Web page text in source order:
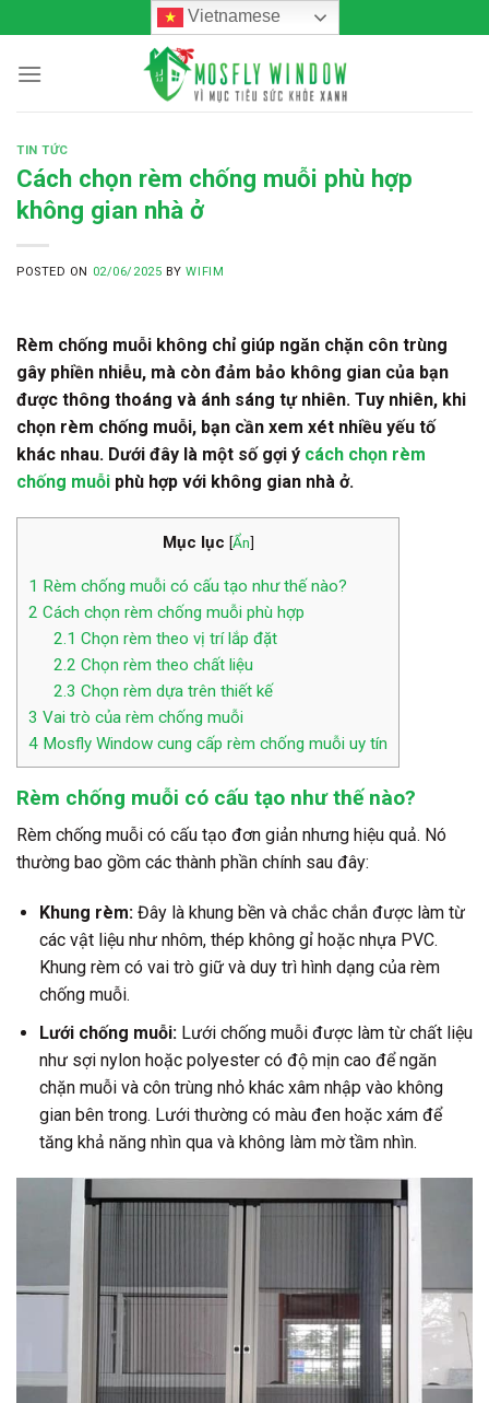
to
content
Vietnamese
TIN TỨC
Cách chọn rèm chống muỗi phù hợp
không gian nhà ở
POSTED ON 02/06/2025 BYWIFIM
Rèm chống muỗi không chỉ giúp ngăn chặn côn trùng
gây phiền nhiễu, mà còn đảm bảo không gian của bạn
được thông thoáng và ánh sáng tự nhiên. Tuy nhiên, khi
chọn rèm chống muỗi, bạn cần xem xét nhiều yếu tố
khác nhau. Dưới đây là một số gợi ý cách chọn rèm
chống muỗi phù hợp với không gian nhà ở.
Mục lục [Ẩn]
1 Rèm chống muỗi có cấu tạo như thế nào?
2 Cách chọn rèm chống muỗi phù hợp
2.1 Chọn rèm theo vị trí lắp đặt
2.2 Chọn rèm theo chất liệu
2.3 Chọn rèm dựa trên thiết kế
3 Vai trò của rèm chống muỗi
4 Mosfly Window cung cấp rèm chống muỗi uy tín
Rèm chống muỗi có cấu tạo như thế nào?
Rèm chống muỗi có cấu tạo đơn giản nhưng hiệu quả. Nó
thường bao gồm các thành phần chính sau đây:
Khung rèm:Đây là khung bền và chắc chắn được làm từ
các vật liệu như nhôm, thép không gỉ hoặc nhựa PVC.
Khung rèm có vai trò giữ và duy trì hình dạng của rèm
chống muỗi.
Lưới chống muỗi:Lưới chống muỗi được làm từ chất liệu
như sợi nylon hoặc polyester có độ mịn cao để ngăn
chặn muỗi và côn trùng nhỏ khác xâm nhập vào không
gian bên trong. Lưới thường có màu đen hoặc xám để
tăng khả năng nhìn qua và không làm mờ tầm nhìn.